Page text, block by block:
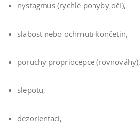
nystagmus (rychlé pohyby očí),
slabost nebo ochrnutí končetin,
poruchy propriocepce (rovnováhy),
slepotu,
dezorientaci,